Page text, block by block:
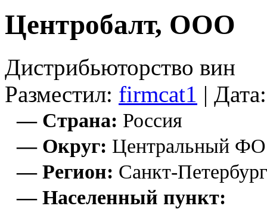
Центробалт, ООО
Дистрибьюторство вин
Разместил: firmcat1 |
— Страна: Россия
— Округ: Центральный ФО
— Регион: Санкт-Петербург
— Населенный пункт: